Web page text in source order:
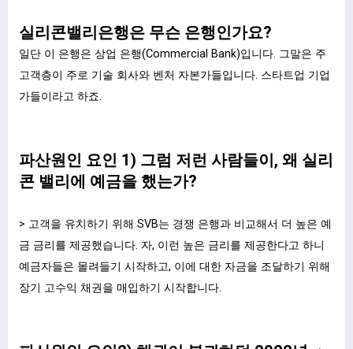
실리콘밸리은행은 무슨 은행인가요?
일단 이 은행은 상업 은행(Commercial Bank)입니다. 그말은 주
고객층이 주로 기술 회사와 벤처 자본가들입니다. 스타트업 기업
가들이라고 하죠.
파산원인 요인 1) 그럼 저런 사람들이, 왜 실리
콘 밸리에 예금을 했는가?
> 고객을 유치하기 위해 SVB는 경쟁 은행과 비교해서 더 높은 예
금 금리를 제공했습니다. 자, 이런 높은 금리를 제공한다고 하니
예금자들은 몰려들기 시작하고, 이에 대한 자금을 조달하기 위해
장기 고수익 채권을 매입하기 시작합니다.